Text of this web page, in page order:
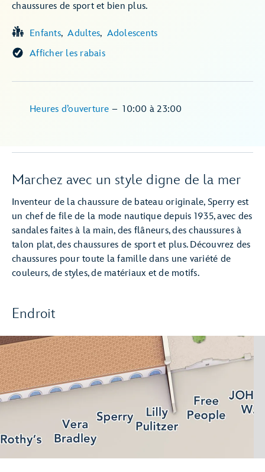
chaussures de sport et bien plus.
Enfants Adultes
Adolescents
Afficher les rabais
Heures d’ouverture –10:00 à 23:00
Marchez avec un style digne de la mer
Inventeur de la chaussure de bateau originale, Sperry est
un chef de file de la mode nautique depuis 1935, avec des
sandales faites à la main, des flâneurs, des chaussures à
talon plat, des chaussures de sport et plus. Découvrez des
chaussures pour toute la famille dans une variété de
couleurs, de styles, de matériaux et de motifs.
Endroit